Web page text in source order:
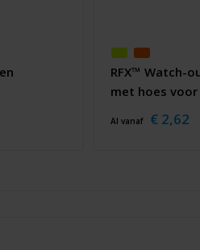
RFX™ Watch-
met hoes
gebruik
Al vanaf € 2,62